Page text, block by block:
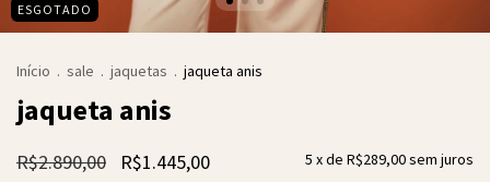
ESGOTADO
Início . sale . jaquetas . jaqueta anis
jaqueta anis
R$2.890,00 R$1.445,00 5 x de R$289,00sem juros